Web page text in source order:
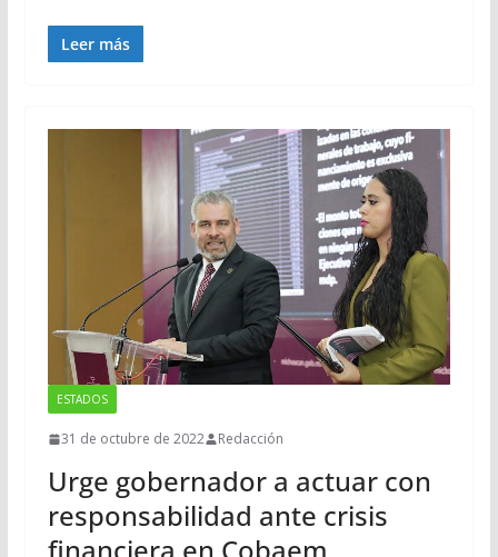
Leer más
ESTADOS
31 de octubre de 2022 Redacción
Urge gobernador a actuar con
responsabilidad ante crisis